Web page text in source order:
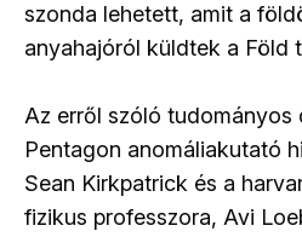
szonda lehetett, amit a
anyahajóról küldtek a Föld
Az erről szóló tudományos
Pentagon anomáliakutató
Sean Kirkpatrick és a
fizikus professzora, Avi